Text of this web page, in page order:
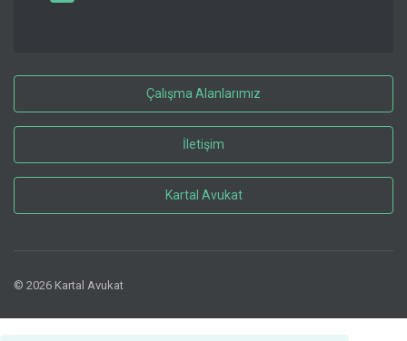
Çalışma Alanlarımız
İletişim
Kartal Avukat
© 2026 Kartal Avukat